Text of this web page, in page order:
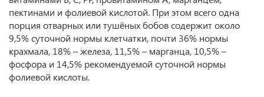
пектинами и фолиевой кислотой. При этом всего одна
порция отварных или тушёных бобов содержит около
9,5% суточной нормы клетчатки, почти 36% нормы
крахмала, 18% – железа, 11,5% – марганца, 10,5% –
фосфора и 14,5% рекомендуемой суточной нормы
фолиевой кислоты.